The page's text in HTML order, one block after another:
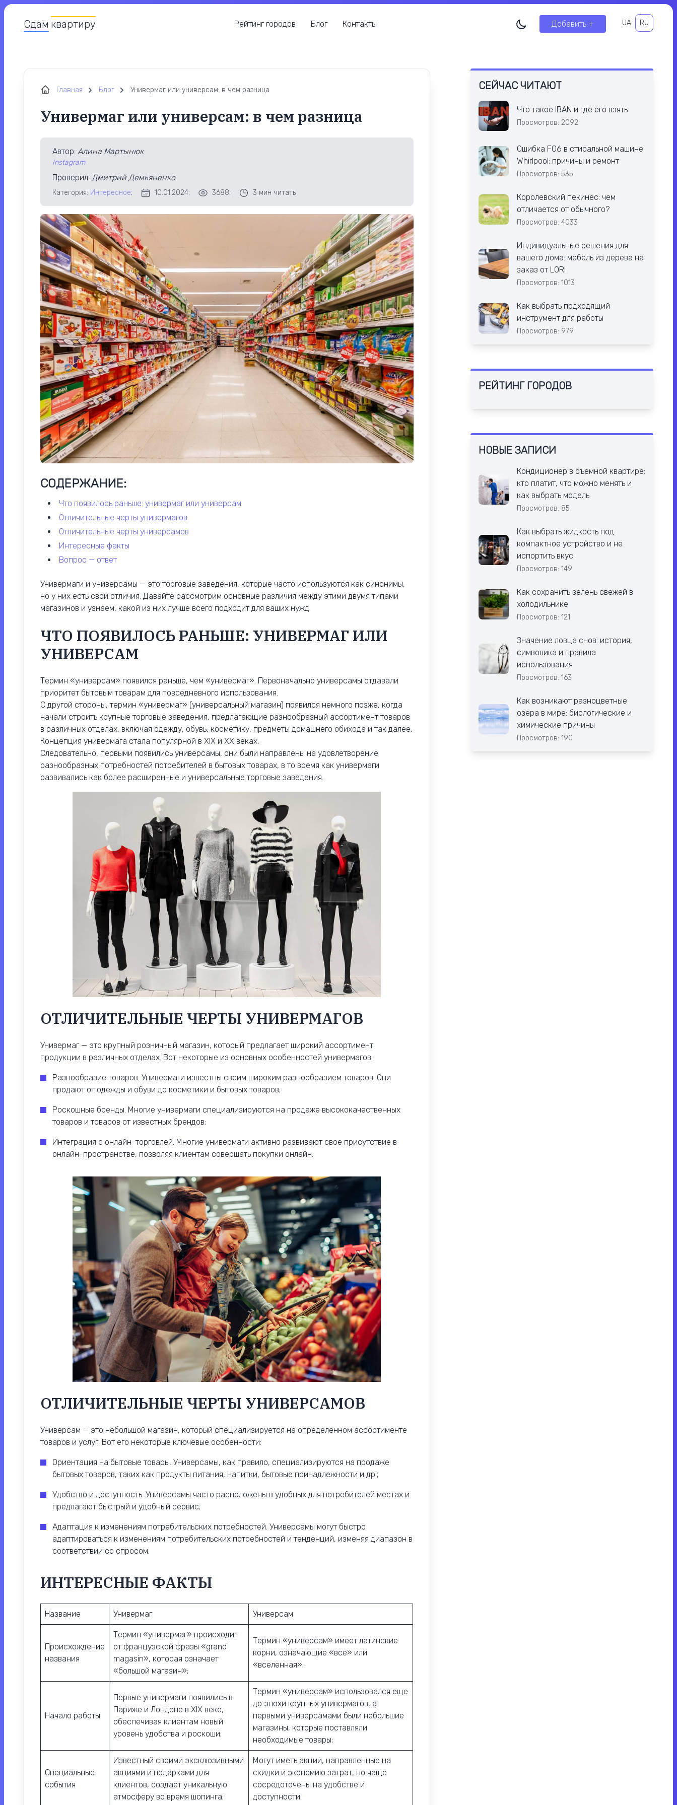
Сдам квартиру Рейтинг городов Блог Контакты Добавить + UA RU
Главная Блог Универмаг или универсам: в чем разница
Универмаг или универсам: в чем разница
Автор: Алина Мартынюк
Instagram
Проверил: Дмитрий Демьяненко
Категория: Интересное; 10.01.2024; 3688; 3 мин читать
СОДЕРЖАНИЕ:
что появилось раньше: универмаг или универсам
отличительные черты универмагов
отличительные черты универсамов
интересные факты
вопрос — ответ
Универмаги и универсамы — это торговые заведения, которые часто используются как синонимы,
но у них есть свои отличия. Давайте рассмотрим основные различия между этими двумя типами
магазинов и узнаем, какой из них лучше всего подходит для ваших нужд.
ЧТО ПОЯВИЛОСЬ РАНЬШЕ: УНИВЕРМАГ ИЛИ
УНИВЕРСАМ
Термин «универсам» появился раньше, чем «универмаг». Первоначально универсамы отдавали
приоритет бытовым товарам для повседневного использования.
С другой стороны, термин «универмаг» (универсальный магазин) появился немного позже, когда
начали строить крупные торговые заведения, предлагающие разнообразный ассортимент товаров
в различных отделах, включая одежду, обувь, косметику, предметы домашнего обихода и так далее.
Концепция универмага стала популярной в XIX и XX веках.
Следовательно, первыми появились универсамы, они были направлены на удовлетворение
разнообразных потребностей потребителей в бытовых товарах, в то время как универмаги
развивались как более расширенные и универсальные торговые заведения.
ОТЛИЧИТЕЛЬНЫЕ ЧЕРТЫ УНИВЕРМАГОВ
Универмаг — это крупный розничный магазин, который предлагает широкий ассортимент
продукции в различных отделах. Вот некоторые из основных особенностей универмагов:
Разнообразие товаров. Универмаги известны своим широким разнообразием товаров. Они
продают от одежды и обуви до косметики и бытовых товаров;
Роскошные бренды. Многие универмаги специализируются на продаже высококачественных
товаров и товаров от известных брендов;
Интеграция с онлайн-торговлей. Многие универмаги активно развивают свое присутствие в
онлайн-пространстве, позволяя клиентам совершать покупки онлайн.
ОТЛИЧИТЕЛЬНЫЕ ЧЕРТЫ УНИВЕРСАМОВ
Универсам — это небольшой магазин, который специализируется на определенном ассортименте
товаров и услуг. Вот его некоторые ключевые особенности:
Ориентация на бытовые товары. Универсамы, как правило, специализируются на продаже
бытовых товаров, таких как продукты питания, напитки, бытовые принадлежности и др.;
Удобство и доступность. Универсамы часто расположены в удобных для потребителей местах и
предлагают быстрый и удобный сервис;
Адаптация к изменениям потребительских потребностей. Универсамы могут быстро
адаптироваться к изменениям потребительских потребностей и тенденций, изменяя диапазон в
соответствии со спросом.
ИНТЕРЕСНЫЕ ФАКТЫ
Название Универмаг Универсам
Происхождение
названия
Термин «универмаг» происходит
от французской фразы «grand
magasin», которая означает
«большой магазин»;
Термин «универсам» имеет латинские
корни, означающие «все» или
«вселенная»;
Начало работы
Первые универмаги появились в
Париже и Лондоне в XIX веке,
обеспечивая клиентам новый
уровень удобства и роскоши;
Термин «универсам» использовался еще
до эпохи крупных универмагов, а
первыми универсамами были небольшие
магазины, которые поставляли
необходимые товары;
Специальные
события
Известный своими эксклюзивными
акциями и подарками для
клиентов, создает уникальную
атмосферу во время шопинга;
Могут иметь акции, направленные на
скидки и экономию затрат, но чаще
сосредоточены на удобстве и
доступности;
СЕЙЧАС ЧИТАЮТ
Что такое IBAN и где его взять
Просмотров: 2092
Ошибка F06 в стиральной машине
Whirlpool: причины и ремонт
Просмотров: 535
Королевский пекинес: чем
отличается от обычного?
Просмотров: 4033
Индивидуальные решения для
вашего дома: мебель из дерева на
заказ от LORI
Просмотров: 1013
Как выбрать подходящий
инструмент для работы
Просмотров: 979
РЕЙТИНГ ГОРОДОВ
НОВЫЕ ЗАПИСИ
Кондиционер в съёмной квартире:
кто платит, что можно менять и
как выбрать модель
Просмотров: 85
Как выбрать жидкость под
компактное устройство и не
испортить вкус
Просмотров: 149
Как сохранить зелень свежей в
холодильнике
Просмотров: 121
Значение ловца снов: история,
символика и правила
использования
Просмотров: 163
Как возникают разноцветные
озёра в мире: биологические и
химические причины
Просмотров: 190